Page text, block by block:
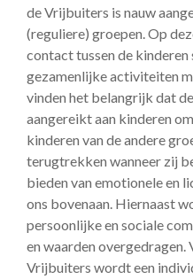
de Vrijbuiters is nauw
(reguliere) groepen. Op
contact tussen de
gezamenlijke activiteiten
vinden het belangrijk dat
aangereikt aan kinderen
kinderen van de andere
terugtrekken wanneer zij
bieden van emotionele en
ons bovenaan. Hiernaast
persoonlijke en sociale
en waarden overgedragen.
Vrijbuiters wordt een